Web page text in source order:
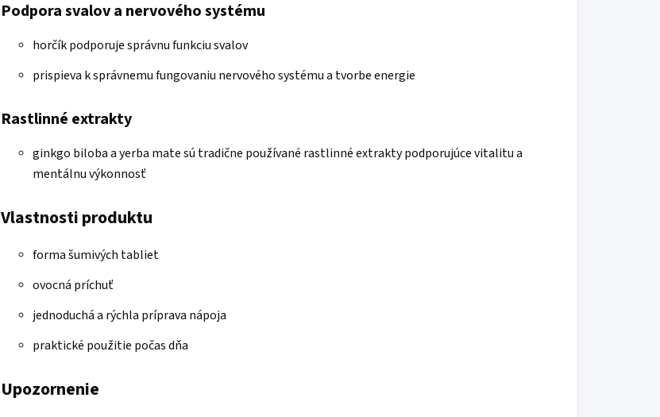
Podpora svalov a nervového systému
horčík podporuje správnu funkciu svalov
prispieva k správnemu fungovaniu nervového systému a tvorbe energie
Rastlinné extrakty
ginkgo biloba a yerba mate sú tradične používané rastlinné extrakty podporujúce vitalitu a
mentálnu výkonnosť
Vlastnosti produktu
forma šumivých tabliet
ovocná príchuť
jednoduchá a rýchla príprava nápoja
praktické použitie počas dňa
Upozornenie